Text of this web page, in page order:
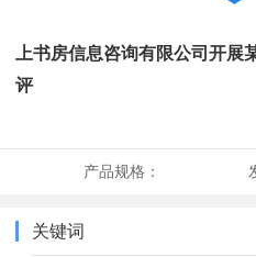
上书房信息咨询有限公司开展
评
产品规格：
关键词